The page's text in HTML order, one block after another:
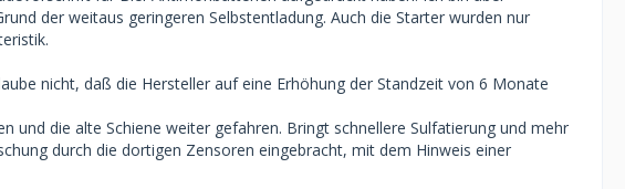
der weitaus geringeren Selbstentladung. Auch die Starter wurden nur
nicht, daß die Hersteller auf eine Erhöhung der Standzeit von 6 Monate
und die alte Schiene weiter gefahren. Bringt schnellere Sulfatierung und mehr
durch die dortigen Zensoren eingebracht, mit dem Hinweis einer